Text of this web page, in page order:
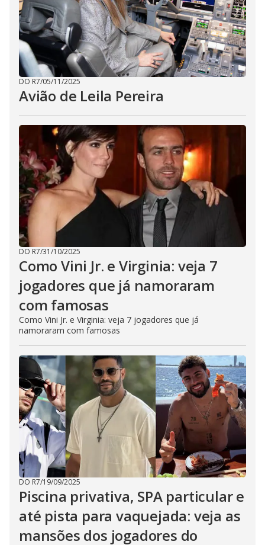
DO R7/05/11/2025
Avião de Leila Pereira
DO R7/31/10/2025
Como Vini Jr. e Virginia: veja 7
jogadores que já namoraram
com famosas
Como Vini Jr. e Virginia: veja 7 jogadores que já
namoraram com famosas
DO R7/19/09/2025
Piscina privativa, SPA particular e
até pista para vaquejada: veja as
mansões dos jogadores do